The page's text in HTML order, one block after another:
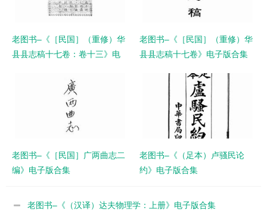
老图书–《［民国］（重修）华
县县志稿十七卷：卷十三》电
老图书–《［民国］（重修）华
县县志稿十七卷》电子版合集
老图书–《［民国］广两曲志二
编》电子版合集
老图书–《（足本）卢骚民论
约》电子版合集
老图书–《（汉译）达夫物理学：上册》电子版合集